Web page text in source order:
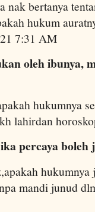
nak bertanya
hukum
7:31 AM
oleh ibunya,
hukumnya
lahirdan
percaya
mandi junud